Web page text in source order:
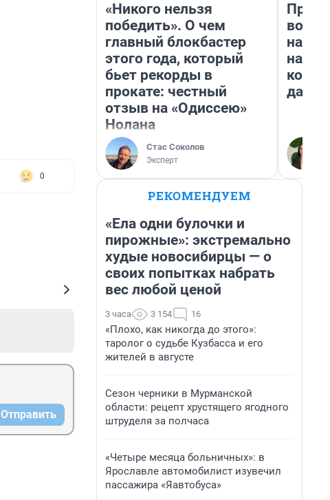
0
Отправить
«Никого нельзя
победить». О чем
главный блокбастер
этого года, который
бьет рекорды в
прокате: честный
отзыв на «Одиссею»
Нолана
Стас Соколов
Эксперт
нам
даже
РЕКОМЕНДУЕМ
«Ела одни булочки и
пирожные»: экстремально
худые новосибирцы — о
своих попытках набрать
вес любой ценой
3 часа 3 154 16
«Плохо, как никогда до этого»:
таролог о судьбе Кузбасса и его
жителей в августе
Сезон черники в Мурманской
области: рецепт хрустящего ягодного
штруделя за полчаса
«Четыре месяца больничных»: в
Ярославле автомобилист изувечил
пассажира «Яавтобуса»